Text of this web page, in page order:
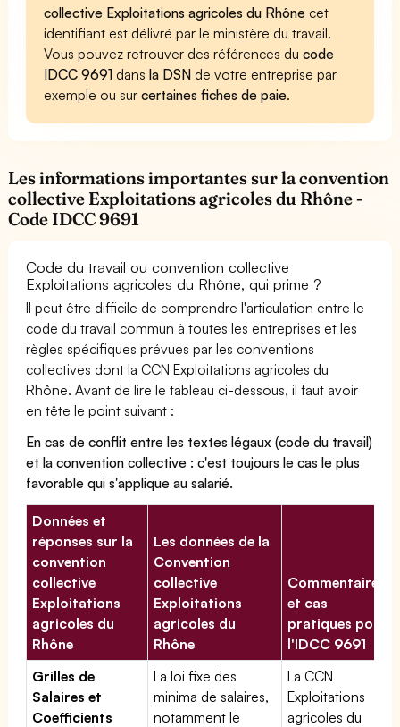
collective Exploitations agricoles du Rhône cet
identifiant est délivré par le ministère du travail.
Vous pouvez retrouver des références ducode
IDCC 9691 dansla DSN de votre entreprise par
exemple ou surcertaines fiches de paie.
Les informations importantes sur la convention
collective Exploitations agricoles du Rhône -
Code IDCC 9691
Code du travail ou convention collective
Exploitations agricoles du Rhône, qui prime ?
Il peut être difficile de comprendre l'articulation entre le
code du travail commun à toutes les entreprises et les
règles spécifiques prévues par les conventions
collectives dont la CCN Exploitations agricoles du
Rhône. Avant de lire le tableau ci-dessous, il faut avoir
en tête le point suivant :
En cas de conflit entre les textes légaux (code du travail)
et la convention collective : c'est toujours le cas le plus
favorable qui s'applique au salarié.
Données et
réponses sur la
convention
collective
Exploitations
agricoles du
Rhône
Les données de la
Convention
collective
Exploitations
agricoles du
Rhône
Commentaires
et cas
pratiques pour
l'IDCC 9691
Grilles de
Salaires et
Coefficients
La loi fixe des
minima de salaires,
notamment le
La CCN
Exploitations
agricoles du